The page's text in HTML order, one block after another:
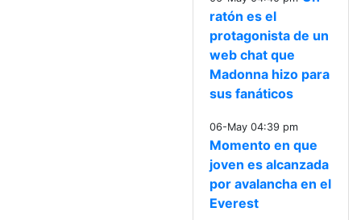
ratón es el
protagonista de un
web chat que
Madonna hizo para
sus fanáticos
06-May 04:39 pm
Momento en que
joven es alcanzada
por avalancha en el
Everest